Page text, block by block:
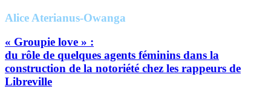
Alice Aterianus-Owanga
« Groupie love » :
du rôle de quelques agents féminins dans la
construction de la notoriété chez les rappeurs de
Libreville